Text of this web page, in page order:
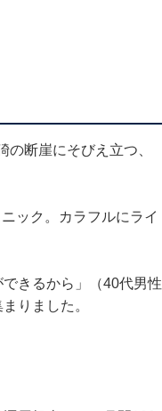
断崖にそびえ立つ、
ック。カラフルにライ
きるから」（40代男性
りました。